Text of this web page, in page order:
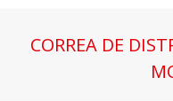
CORREA DE